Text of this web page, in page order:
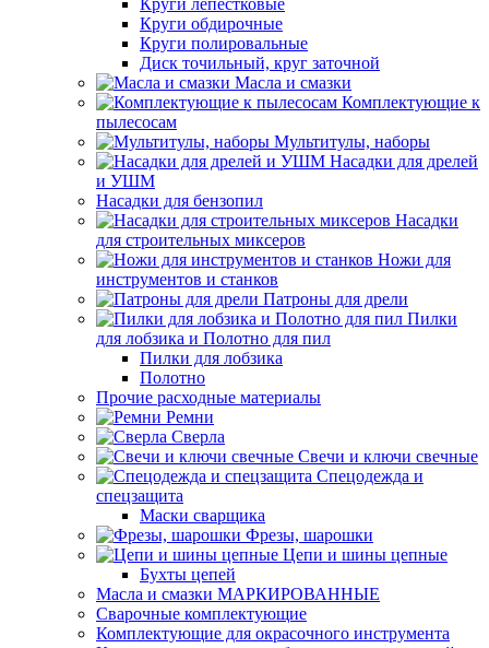
Круги лепестковые
Круги обдирочные
Круги полировальные
Диск точильный, круг заточной
Масла и смазки
Комплектующие к
пылесосам
Мультитулы, наборы
Насадки для дрелей
и УШМ
Насадки для бензопил
Насадки
для строительных миксеров
Ножи для
инструментов и станков
Патроны для дрели
Пилки
для лобзика и Полотно для пил
Пилки для лобзика
Полотно
Прочие расходные материалы
Ремни
Сверла
Свечи и ключи свечные
Спецодежда и
спецзащита
Маски сварщика
Фрезы, шарошки
Цепи и шины цепные
Бухты цепей
Масла и смазки МАРКИРОВАННЫЕ
Сварочные комплектующие
Комплектующие для окрасочного инструмента